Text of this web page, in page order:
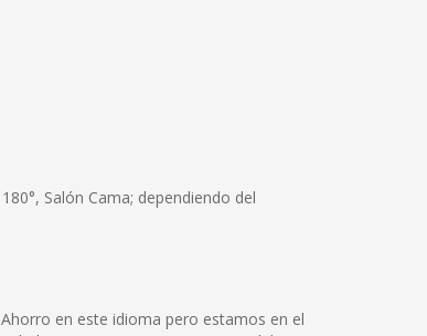
Salón Cama; dependiendo del
en este idioma pero estamos en el